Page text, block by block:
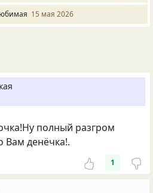
15 мая 2026
полный разгром
Вам денёчка!.
1